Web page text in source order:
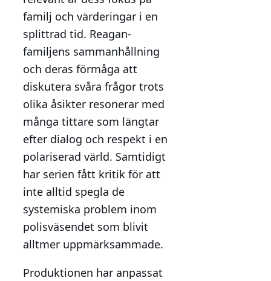
familj och värderingar i en
splittrad tid. Reagan-
familjens sammanhållning
och deras förmåga att
diskutera svåra frågor trots
olika åsikter resonerar med
många tittare som längtar
efter dialog och respekt i en
polariserad värld. Samtidigt
har serien fått kritik för att
inte alltid spegla de
systemiska problem inom
polisväsendet som blivit
alltmer uppmärksammade.
Produktionen har anpassat